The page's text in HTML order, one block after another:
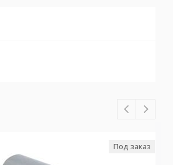
Под заказ